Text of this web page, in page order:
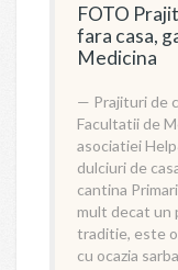
FOTO
fara casa,
Medicina
Prajituri de
Facultatii de
asociatiei
dulciuri de
cantina
mult decat un
traditie, este
cu ocazia